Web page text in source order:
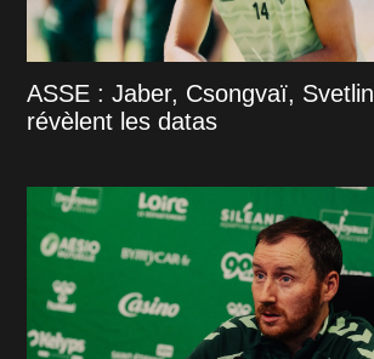
ASSE : Jaber, Csongvaï,
révèlent les datas